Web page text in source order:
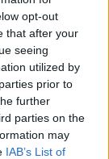
opt-out
that after your
seeing
utilized by
prior to
further
parties on the
may
IAB’s List of
īsts
veikalā
to uz